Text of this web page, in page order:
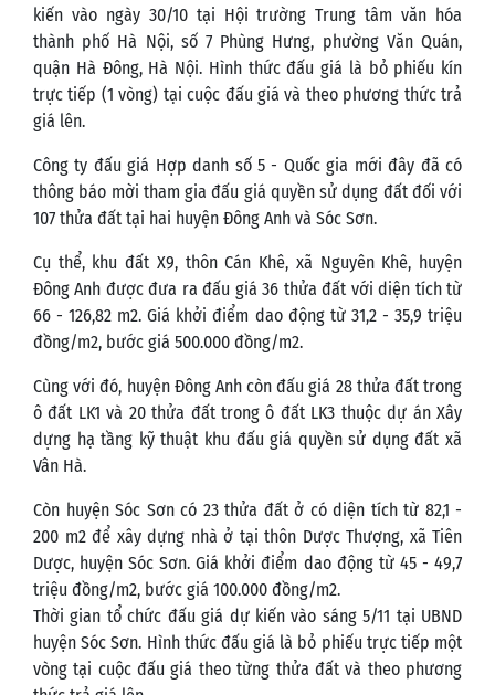
kiến vào ngày 30/10 tại Hội trường Trung tâm văn hóa
thành phố Hà Nội, số 7 Phùng Hưng, phường Văn Quán,
quận Hà Đông, Hà Nội. Hình thức đấu giá là bỏ phiếu kín
trực tiếp (1 vòng) tại cuộc đấu giá và theo phương thức trả
giá lên.
Công ty đấu giá Hợp danh số 5 - Quốc gia mới đây đã có
thông báo mời tham gia đấu giá quyền sử dụng đất đối với
107 thửa đất tại hai huyện Đông Anh và Sóc Sơn.
Cụ thể, khu đất X9, thôn Cán Khê, xã Nguyên Khê, huyện
Đông Anh được đưa ra đấu giá 36 thửa đất với diện tích từ
66 - 126,82 m2. Giá khởi điểm dao động từ 31,2 - 35,9 triệu
đồng/m2, bước giá 500.000 đồng/m2.
Cùng với đó, huyện Đông Anh còn đấu giá 28 thửa đất trong
ô đất LK1 và 20 thửa đất trong ô đất LK3 thuộc dự án Xây
dựng hạ tầng kỹ thuật khu đấu giá quyền sử dụng đất xã
Vân Hà.
Còn huyện Sóc Sơn có 23 thửa đất ở có diện tích từ 82,1 -
200 m2 để xây dựng nhà ở tại thôn Dược Thượng, xã Tiên
Dược, huyện Sóc Sơn. Giá khởi điểm dao động từ 45 - 49,7
triệu đồng/m2, bước giá 100.000 đồng/m2.
Thời gian tổ chức đấu giá dự kiến vào sáng 5/11 tại UBND
huyện Sóc Sơn. Hình thức đấu giá là bỏ phiếu trực tiếp một
vòng tại cuộc đấu giá theo từng thửa đất và theo phương